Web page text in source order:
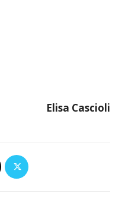
Elisa Cascioli